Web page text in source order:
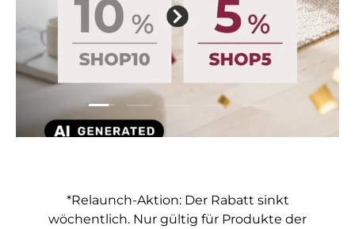
Folie laden 1 von 5
Folie laden 2 von 5
Folie laden 3 von 5
Folie laden 4 von 5
Folie laden 5
*Relaunch-Aktion: Der Rabatt sinkt
wöchentlich. Nur gültig für Produkte der